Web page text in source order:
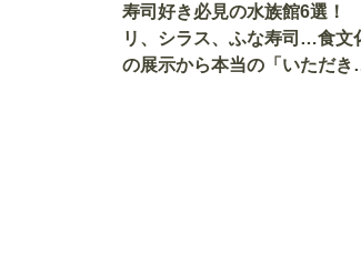
寿司好き必見の水族館6選！
リ、シラス、ふな寿司…食文
の展示から本当の「いただき